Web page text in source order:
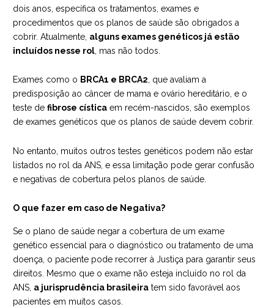
dois anos, específica os tratamentos, exames e
procedimentos que os planos de saúde são obrigados a
cobrir. Atualmente, alguns exames genéticos já estão
incluídos nesse rol , mas não todos.
Exames como o BRCA1 e BRCA2, que avaliam a
predisposição ao câncer de mama e ovário hereditário, e o
teste de fibrose cística em recém-nascidos, são exemplos
de exames genéticos que os planos de saúde devem cobrir.
No entanto, muitos outros testes genéticos podem não estar
listados no rol da ANS, e essa limitação pode gerar confusão
e negativas de cobertura pelos planos de saúde.
O que fazer em caso de Negativa?
Se o plano de saúde negar a cobertura de um exame
genético essencial para o diagnóstico ou tratamento de uma
doença, o paciente pode recorrer à Justiça para garantir seus
direitos. Mesmo que o exame não esteja incluído no rol da
ANS, a jurisprudência brasileira tem sido favorável aos
pacientes em muitos casos.